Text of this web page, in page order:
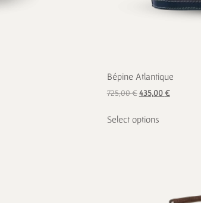
Bépine Atlantique
725,00€ 435,00€
Select options